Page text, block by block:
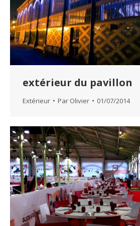
extérieur du pavillon
Extérieur Par Olivier 01/07/2014